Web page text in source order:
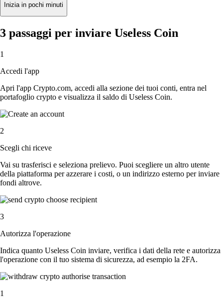
Inizia in pochi minuti
3 passaggi per inviare Useless Coin
1
Accedi l'app
Apri l'app Crypto.com, accedi alla sezione dei tuoi conti, entra nel
portafoglio crypto e visualizza il saldo di Useless Coin.
2
Scegli chi riceve
Vai su trasferisci e seleziona prelievo. Puoi scegliere un altro utente
della piattaforma per azzerare i costi, o un indirizzo esterno per inviare
fondi altrove.
3
Autorizza l'operazione
Indica quanto Useless Coin inviare, verifica i dati della rete e autorizza
l'operazione con il tuo sistema di sicurezza, ad esempio la 2FA.
1